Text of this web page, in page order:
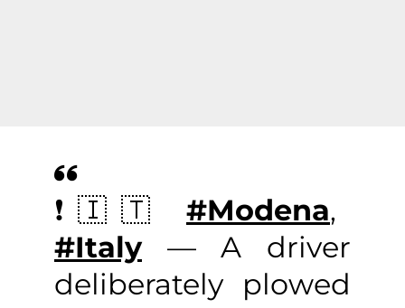
❗️🇮🇹 #Modena,
#Italy— A driver
deliberately plowed